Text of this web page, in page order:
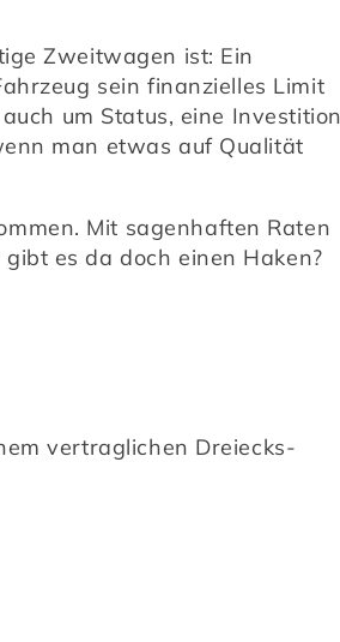
Zweitwagen ist: Ein
sein finanzielles Limit
um Status, eine Investition
man etwas auf Qualität
Mit sagenhaften Raten
es da doch einen Haken?
vertraglichen Dreiecks-